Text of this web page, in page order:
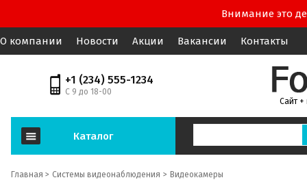
Внимание это
О компании Новости Акции Вакансии Контакты
+1 (234) 555-1234
С 9 до 18-00
Сайт +
Каталог
Главная > Системы видеонаблюдения Видеокамеры